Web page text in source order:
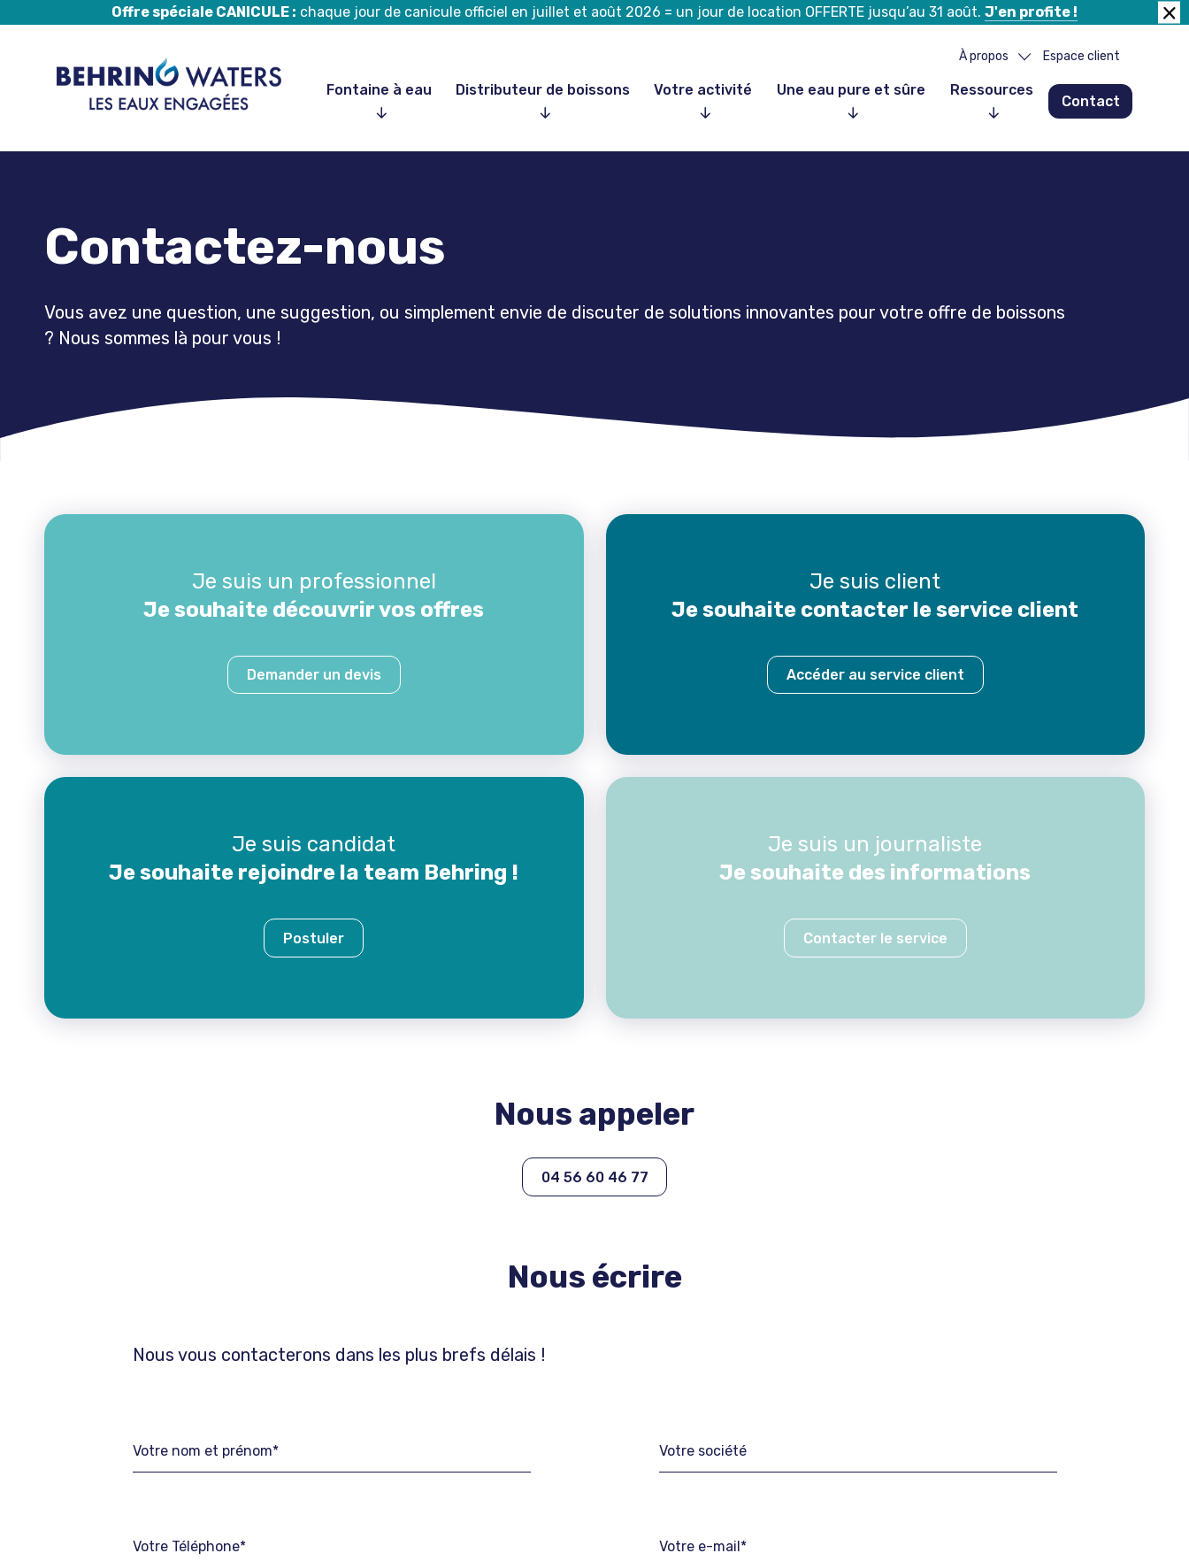
Offre spéciale CANICULE : chaque jour de canicule officiel en juillet et août 2026 = un jour de location OFFERTE jusqu’au 31 août. J'en profite !
À propos Espace client
Fontaine à eau Distributeur de boissons Votre activité Une eau pure et sûre Ressources
Contact
Contactez-nous
Vous avez une question, une suggestion, ou simplement envie de discuter de solutions innovantes pour votre offre de boissons
? Nous sommes là pour vous !
Je suis un professionnel
Je souhaite découvrir vos offres
Demander un devis
Je suis client
Je souhaite contacter le service client
Accéder au service client
Je suis candidat
Je souhaite rejoindre la team Behring !
Postuler
Je suis un journaliste
Je souhaite des informations
Contacter le service
Nous appeler
04 56 60 46 77
Nous écrire
Nous vous contacterons dans les plus brefs délais !
Votre nom et prénom*
Votre Téléphone*
Votre société
Votre e-mail*